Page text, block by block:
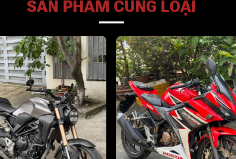
SẢN PHẨM CÙNG LOẠI